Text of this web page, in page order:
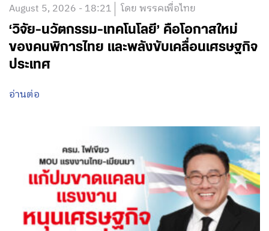
August 5, 2026 - 18:21 โดย พรรคเพื่อไทย
‘วิจัย-นวัตกรรม-เทคโนโลยี’ คือโอกาสใหม่
ของคนพิการไทย และพลังขับเคลื่อนเศรษฐกิจ
ประเทศ
อ่านต่อ